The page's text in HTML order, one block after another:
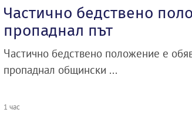
Частично бедствено
пропаднал път
Частично бедствено положение е
пропаднал общински ...
1 час